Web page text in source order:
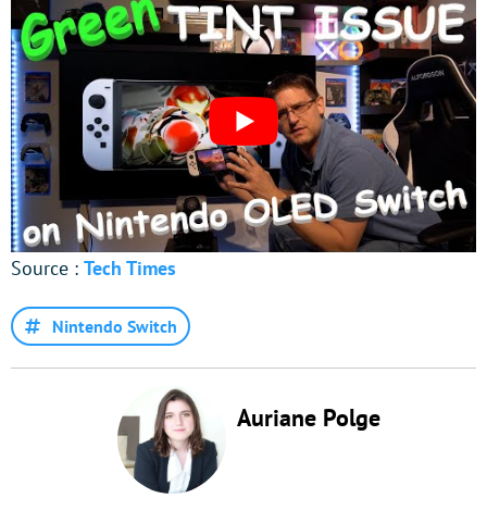
Source : Tech Times
Nintendo Switch
Auriane Polge